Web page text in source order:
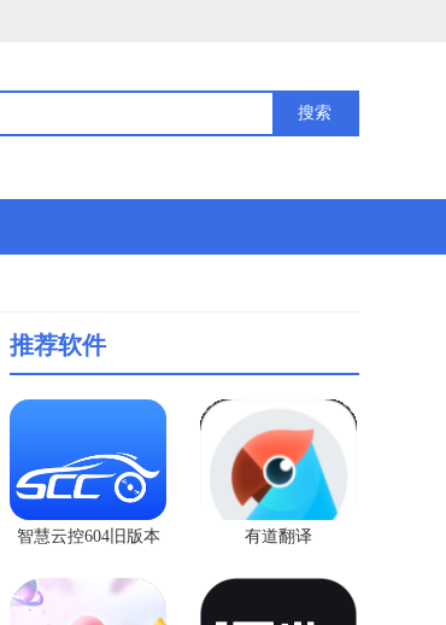
推荐软件
智慧云控604旧版本 有道翻译